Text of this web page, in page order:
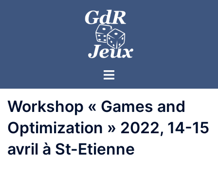
Workshop « Games and
Optimization » 2022, 14-15
avril à St-Etienne